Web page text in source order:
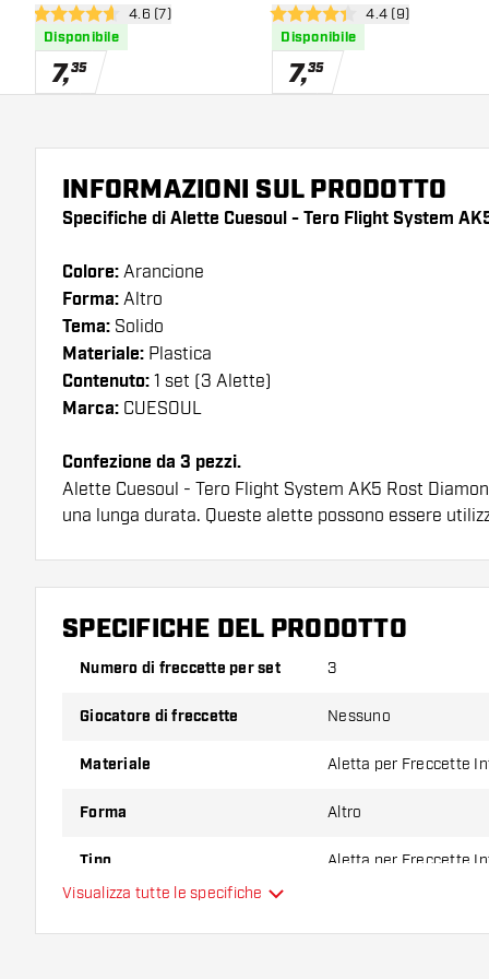
apri pannello recensioni
4.6 stelle di valutazione
4.6 (7)
Disponibile
7,35
apri pannello
4.4 stelle di valutazione
4.4 (9)
Disponibile
7,35
INFORMAZIONI SUL PRODOTTO
Specifiche di Alette Cuesoul - Tero Flight System
Colore: Arancione
Forma: Altro
Tema: Solido
Materiale: Plastica
Contenuto: 1 set (3 Alette)
Marca: CUESOUL
Confezione da 3 pezzi.
Alette Cuesoul - Tero Flight System AK5 Rost
una lunga durata. Queste alette possono essere
Suggerimento di Dartshopper!
Assicuratevi di avere a portata di mano un gran
astine. Questi possono danneggiarsi o rompersi con
Provate una forma, un materiale o uno spessore
scoprire quale variante vi si addice di più!
SPECIFICHE DEL PRODOTTO
Numero di freccette per set 3
Giocatore di freccette Nessuno
Materiale Aletta per Freccette
Forma Altro
Tipo Aletta per Freccette
Visualizza tutte le specifiche